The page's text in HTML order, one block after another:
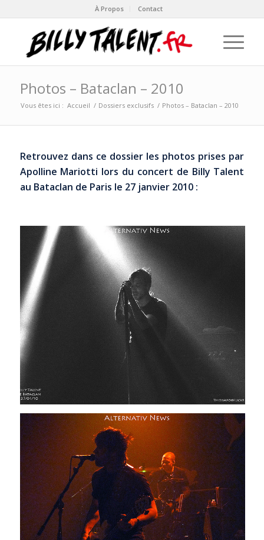
À Propos Contact
Photos – Bataclan – 2010
Vous êtes ici : Accueil / Dossiers exclusifs / Photos – Bataclan – 2010
Retrouvez dans ce dossier les photos prises par
Apolline Mariotti lors du concert de Billy Talent
au Bataclan de Paris le 27 janvier 2010 :